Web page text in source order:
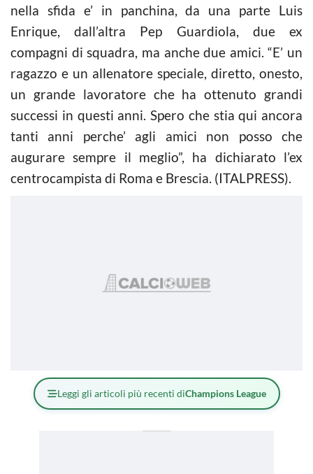
nella sfida e’ in panchina, da una parte Luis
Enrique, dall’altra Pep Guardiola, due ex
compagni di squadra, ma anche due amici. “E’ un
ragazzo e un allenatore speciale, diretto, onesto,
un grande lavoratore che ha ottenuto grandi
successi in questi anni. Spero che stia qui ancora
tanti anni perche’ agli amici non posso che
augurare sempre il meglio”, ha dichiarato l’ex
centrocampista di Roma e Brescia. (ITALPRESS).
Leggi gli articoli più recenti diChampions League